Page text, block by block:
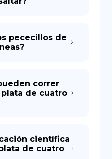
pececillos de
correr
de cuatro
científica
de cuatro